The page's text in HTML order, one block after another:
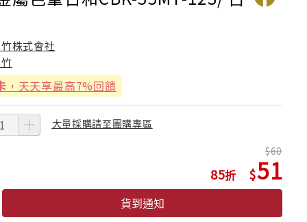
株式會社
，天天享最高7%回饋
大量採購請至團購專區
85
60
51
貨到通知